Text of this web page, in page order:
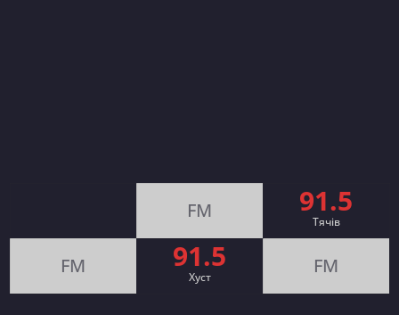
FM 91.5
Тячів
FM 91.5
Хуст FM